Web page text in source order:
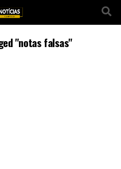
"notas falsas"